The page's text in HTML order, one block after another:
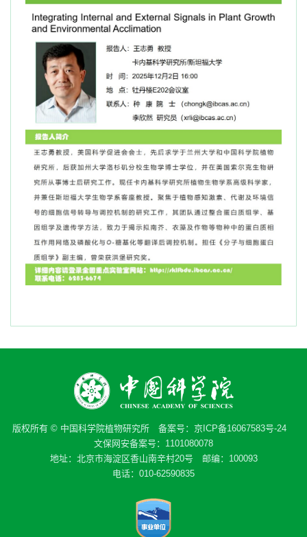
版权所有 © 中国科学院植物研究所 备案号： 京ICP备16067583号-24
文保网安备案号：1101080078
地址：北京市海淀区香山南辛村20号 邮编：100093
电话：010-62590835